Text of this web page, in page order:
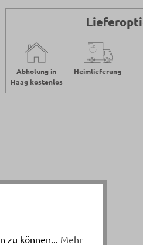
Abholung in
Haag kostenlos
Heimlieferung
zu können... Mehr